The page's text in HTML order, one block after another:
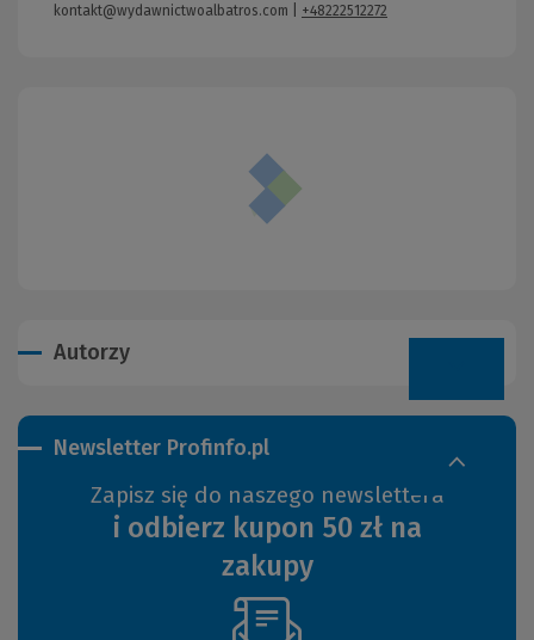
kontakt@wydawnictwoalbatros.com
+48222512272
Autorzy
Newsletter Profinfo.pl
Zapisz się do naszego newslettera
i odbierz kupon 50 zł na
zakupy